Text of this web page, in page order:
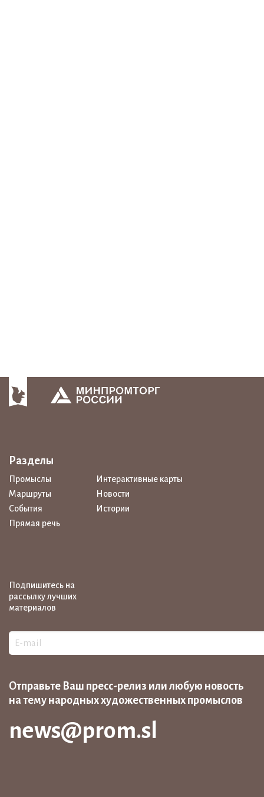
Разделы
Промыслы
Интерактивные карты
Маршруты
Новости
События
Истории
Прямая речь
Подпишитесь на
рассылку лучших
материалов
Отправьте Ваш пресс-релиз или любую новость
на тему народных художественных промыслов
news@prom.sl